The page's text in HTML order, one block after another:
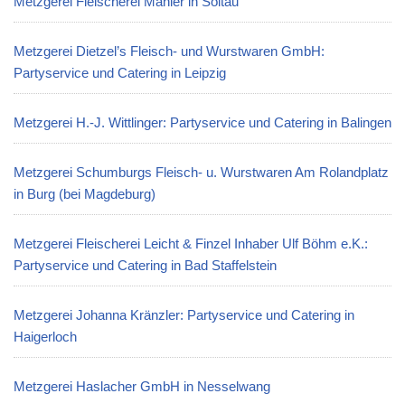
Metzgerei Dietzel’s Fleisch- und Wurstwaren GmbH:
Partyservice und Catering in Leipzig
Metzgerei H.-J. Wittlinger: Partyservice und Catering in Balingen
Metzgerei Schumburgs Fleisch- u. Wurstwaren Am Rolandplatz
in Burg (bei Magdeburg)
Metzgerei Fleischerei Leicht & Finzel Inhaber Ulf Böhm e.K.:
Partyservice und Catering in Bad Staffelstein
Metzgerei Johanna Kränzler: Partyservice und Catering in
Haigerloch
Metzgerei Haslacher GmbH in Nesselwang